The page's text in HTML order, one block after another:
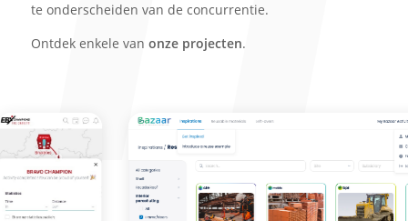
te onderscheiden van de concurrentie.
Ontdek enkele van onze projecten.